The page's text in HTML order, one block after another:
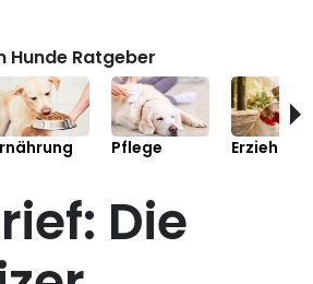
Hunde Ratgeber
Pflege Erziehung
Die